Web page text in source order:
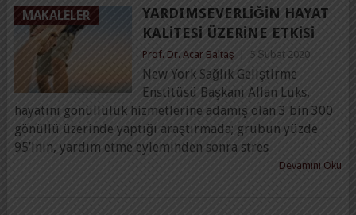
MAKALELER
YARDIMSEVERLIĞIN HAYAT
KALITESI ÜZERINE ETKISI
Prof. Dr. Acar Baltaş 5 Şubat 2020
New York Sağlık Geliştirme
Enstitüsü Başkanı Allan Luks,
hayatını gönüllülük hizmetlerine adamış olan 3 bin 300
gönüllü üzerinde yaptığı araştırmada; grubun yüzde
95’inin, yardım etme eyleminden sonra stres
Devamını Oku